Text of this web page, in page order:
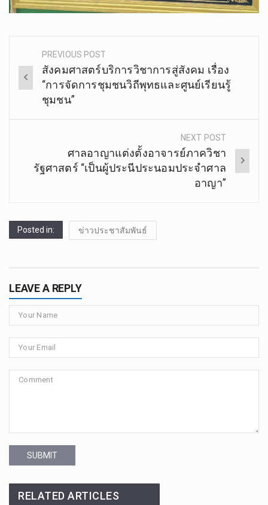
Post
navigation
PREVIOUS POST
สังคมศาสตร์บริการวิชาการสู่สังคม เรื่อง
“การจัดการชุมชนวิถีพุทธและศูนย์เรียนรู้
ชุมชน”
NEXT POST
ศาลอาญาแต่งตั้งอาจารย์ภาควิชา
รัฐศาสตร์ “เป็นผู้ประนีประนอมประจำศาล
อาญา”
Posted in: ข่าวประชาสัมพันธ์
LEAVE A REPLY
SUBMIT
RELATED ARTICLES